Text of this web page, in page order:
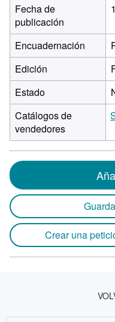
Fecha de
publicación
Encuadernación
Edición
Estado
Catálogos de
vendedores
Crear una